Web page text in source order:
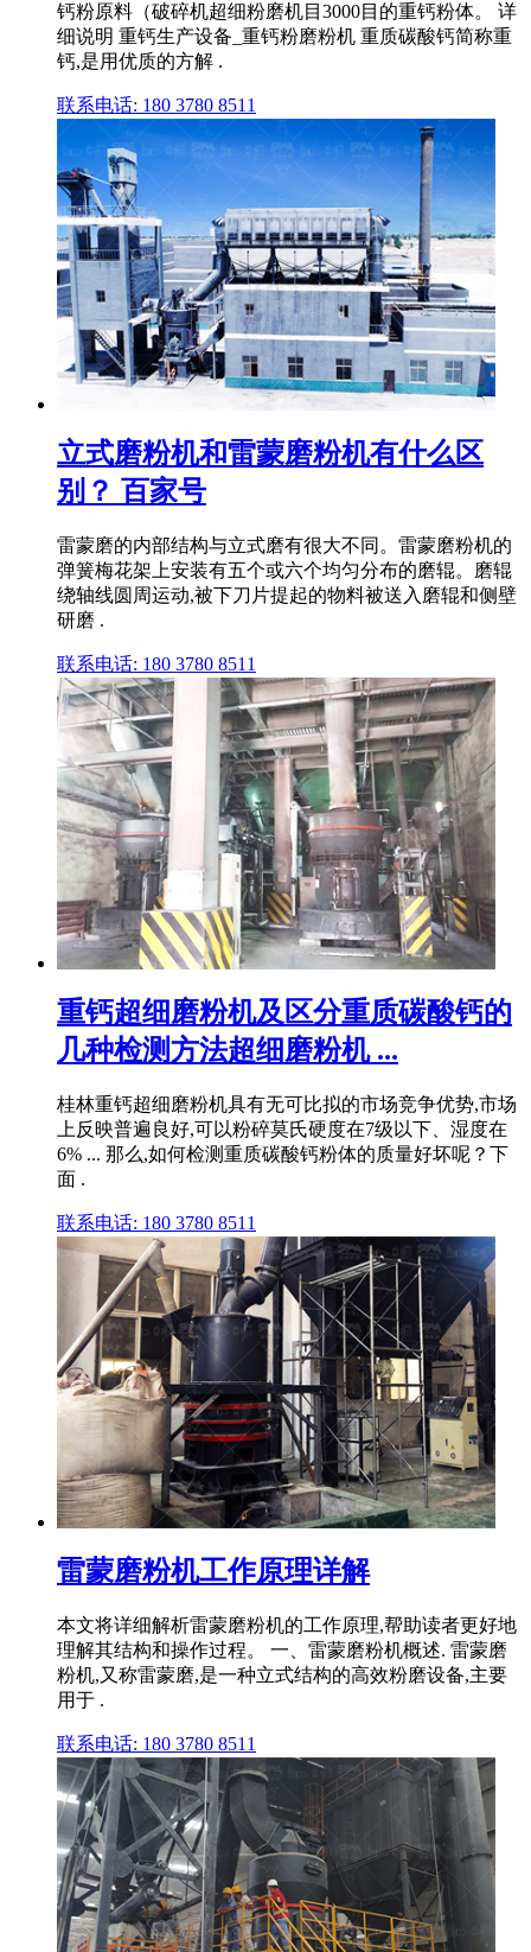
钙粉原料（破碎机超细粉磨机目3000目的重钙粉体。 详
细说明 重钙生产设备_重钙粉磨粉机 重质碳酸钙简称重
钙,是用优质的方解 .
联系电话: 180 3780 8511
立式磨粉机和雷蒙磨粉机有什么区
别？ 百家号
雷蒙磨的内部结构与立式磨有很大不同。雷蒙磨粉机的
弹簧梅花架上安装有五个或六个均匀分布的磨辊。磨辊
绕轴线圆周运动,被下刀片提起的物料被送入磨辊和侧壁
研磨 .
联系电话: 180 3780 8511
重钙超细磨粉机及区分重质碳酸钙的
几种检测方法超细磨粉机 ...
桂林重钙超细磨粉机具有无可比拟的市场竞争优势,市场
上反映普遍良好,可以粉碎莫氏硬度在7级以下、湿度在
6% ... 那么,如何检测重质碳酸钙粉体的质量好坏呢？下
面 .
联系电话: 180 3780 8511
雷蒙磨粉机工作原理详解
本文将详细解析雷蒙磨粉机的工作原理,帮助读者更好地
理解其结构和操作过程。 一、雷蒙磨粉机概述. 雷蒙磨
粉机,又称雷蒙磨,是一种立式结构的高效粉磨设备,主要
用于 .
联系电话: 180 3780 8511